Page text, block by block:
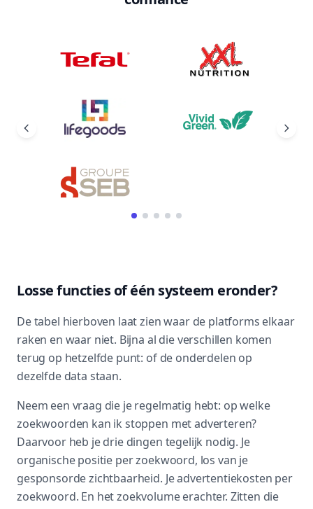
Losse functies of één systeem eronder?
De tabel hierboven laat zien waar de platforms elkaar
raken en waar niet. Bijna al die verschillen komen
terug op hetzelfde punt: of de onderdelen op
dezelfde data staan.
Neem een vraag die je regelmatig hebt: op welke
zoekwoorden kan ik stoppen met adverteren?
Daarvoor heb je drie dingen tegelijk nodig. Je
organische positie per zoekwoord, los van je
gesponsorde zichtbaarheid. Je advertentiekosten per
zoekwoord. En het zoekvolume erachter. Zitten die